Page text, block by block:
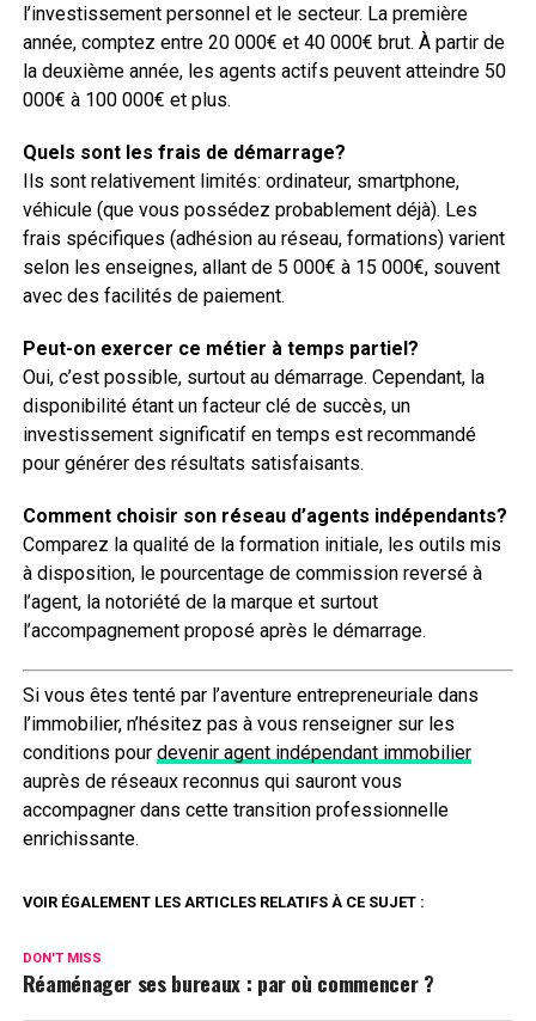
l’investissement personnel et le secteur. La première
année, comptez entre 20 000€ et 40 000€ brut. À partir de
la deuxième année, les agents actifs peuvent atteindre 50
000€ à 100 000€ et plus.
Quels sont les frais de démarrage?
Ils sont relativement limités: ordinateur, smartphone,
véhicule (que vous possédez probablement déjà). Les
frais spécifiques (adhésion au réseau, formations) varient
selon les enseignes, allant de 5 000€ à 15 000€, souvent
avec des facilités de paiement.
Peut-on exercer ce métier à temps partiel?
Oui, c’est possible, surtout au démarrage. Cependant, la
disponibilité étant un facteur clé de succès, un
investissement significatif en temps est recommandé
pour générer des résultats satisfaisants.
Comment choisir son réseau d’agents indépendants?
Comparez la qualité de la formation initiale, les outils mis
à disposition, le pourcentage de commission reversé à
l’agent, la notoriété de la marque et surtout
l’accompagnement proposé après le démarrage.
Si vous êtes tenté par l’aventure entrepreneuriale dans
l’immobilier, n’hésitez pas à vous renseigner sur les
conditions pour devenir agent indépendant immobilier
auprès de réseaux reconnus qui sauront vous
accompagner dans cette transition professionnelle
enrichissante.
VOIR ÉGALEMENT LES ARTICLES RELATIFS À CE SUJET :
DON'T MISS
Réaménager ses bureaux : par où commencer ?